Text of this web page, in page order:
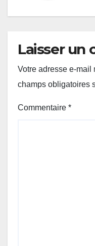
Laisser un
Votre adresse e-mail
champs obligatoires
Commentaire *